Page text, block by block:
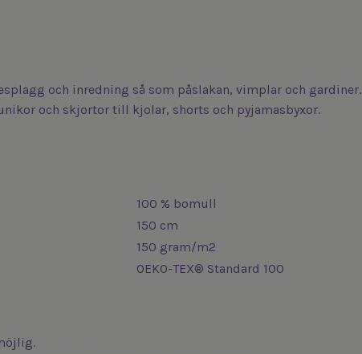
och inredning så som påslakan, vimplar och gardiner.
och skjortor till kjolar, shorts och pyjamasbyxor.
100 % bomull
150 cm
150 gram/m2
OEKO-TEX® Standard 100